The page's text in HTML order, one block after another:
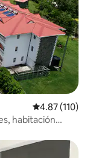
Calificación
4.87 (110)
habitación